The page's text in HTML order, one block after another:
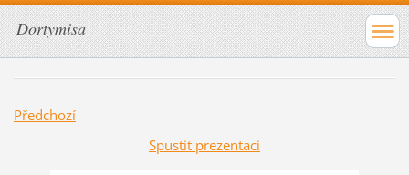
Dortymisa
Předchozí
Spustit prezentaci